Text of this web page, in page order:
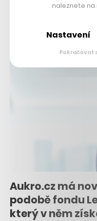
Jeden z nejvýraznějších
Boruta a Lumír Kunz z
Aukro.cz má
podobě fondu
který v něm
naleznete na
Nastavení
Pokračovat